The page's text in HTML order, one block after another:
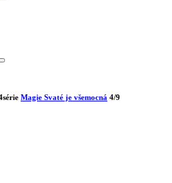
série Magie Svaté je všemocná 4/9